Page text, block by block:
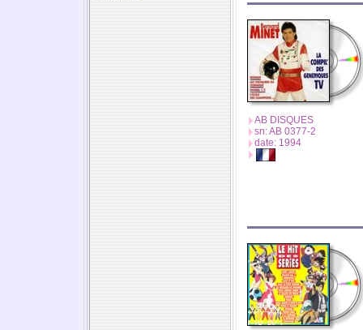
AB DISQUES
sn: AB 0377-2
date: 1994